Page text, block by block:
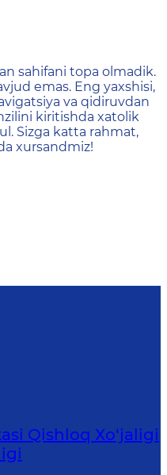
не
sahifani topa olmadik.
emas. Eng yaxshisi,
va qidiruvdan
kiritishda xatolik
Sizga katta rahmat,
xursandmiz!
Qishloq Хo‘jаligi